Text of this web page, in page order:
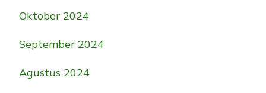
Oktober 2024
September 2024
Agustus 2024